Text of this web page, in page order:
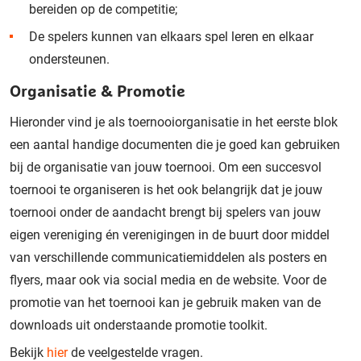
bereiden op de competitie;
De spelers kunnen van elkaars spel leren en elkaar
ondersteunen.
Organisatie & Promotie
Hieronder vind je als toernooiorganisatie in het eerste blok
een aantal handige documenten die je goed kan gebruiken
bij de organisatie van jouw toernooi. Om een succesvol
toernooi te organiseren is het ook belangrijk dat je jouw
toernooi onder de aandacht brengt bij spelers van jouw
eigen vereniging én verenigingen in de buurt door middel
van verschillende communicatiemiddelen als posters en
flyers, maar ook via social media en de website. Voor de
promotie van het toernooi kan je gebruik maken van de
downloads uit onderstaande promotie toolkit.
Bekijk hierde veelgestelde vragen.